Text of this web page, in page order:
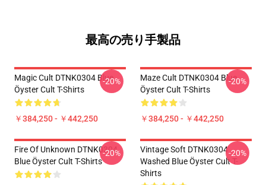
最高の売り手製品
Magic Cult DTNK0304 Blue
Öyster Cult T-Shirts
￥384,250 - ￥442,250
-20%
Maze Cult DTNK0304 Blue
Öyster Cult T-Shirts
￥384,250 - ￥442,250
-20%
Fire Of Unknown DTNK0304
Blue Öyster Cult T-Shirts
-20%
Vintage Soft DTNK0304
Washed Blue Öyster Cult T-
Shirts
-20%